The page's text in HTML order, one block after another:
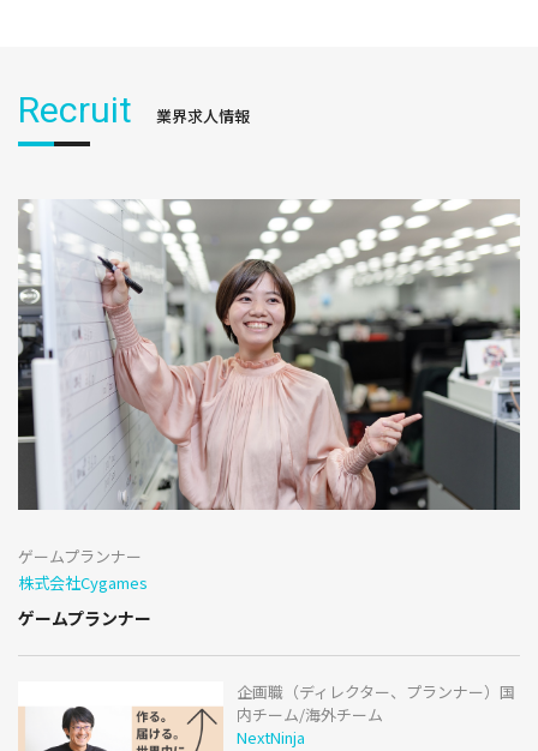
Recruit 業界求人情報
ゲームプランナー
株式会社Cygames
ゲームプランナー
企画職（ディレクター、プランナー）国
内チーム/海外チーム
NextNinja